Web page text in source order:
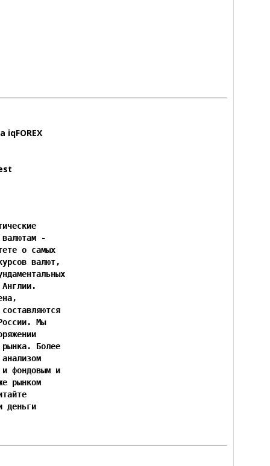
валютам -
о самых
валют,
Мы
Более
и фондовым и
рынком
деньги